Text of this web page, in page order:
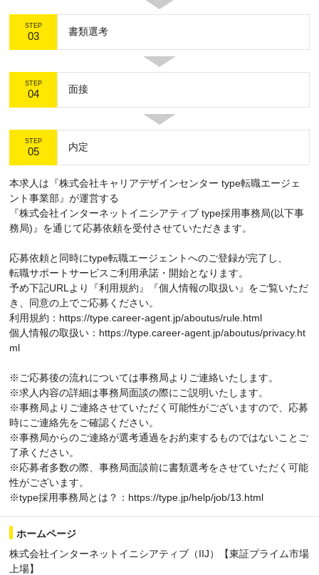
STEP
03 書類選考
STEP
04 面接
STEP
05 内定
本求人は『株式会社キャリアデザインセンター type転職エージェ
ント事業部』が運営する
『株式会社インターネットイニシアティブ type採用事務局(以下事
務局)』を通じて応募依頼を受付させていただきます。
応募依頼と同時にtype転職エージェントへのご登録が完了し、
転職サポートサービスご利用承諾・開始となります。
予め下記URLより『利用規約』『個人情報の取扱い』をご覧いただ
き、同意の上でご応募ください。
利用規約：https://type.career-agent.jp/aboutus/rule.html
個人情報の取扱い：https://type.career-agent.jp/aboutus/privacy.ht
ml
※ご応募後の流れについては事務局よりご連絡いたします。
※求人内容の詳細は事務局面談の際にご説明いたします。
※事務局よりご連絡させていただく可能性がございますので、応募
時にご連絡先をご確認ください。
※事務局からのご連絡が選考通過をお約束するものではないことご
了承ください。
※応募者多数の際、事務局面談前に書類選考をさせていただく可能
性がございます。
※type採用事務局とは？：https://type.jp/help/job/13.html
ホームページ
株式会社インターネットイニシアティブ（IIJ）【東証プライム市場
上場】